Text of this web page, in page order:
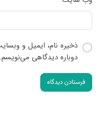
ذخیره نام، ایمیل و
دوباره دیدگاهی می‌نویسم.
فرستادن دیدگاه